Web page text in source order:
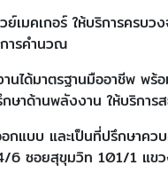
วย์เมคเกอร์ ให้บริการคร
ารคำนวณ
นได้มาตรฐานมืออาชีพ พ
ษาด้านพลังงาน ให้บริการ
กแบบ และเป็นที่ปรึกษาคว
6 ซอยสุขุมวิท 101/1 แขว